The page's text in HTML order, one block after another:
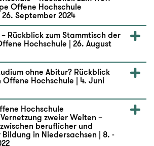
Offene Hochschule
September 2024
Rückblick zum Stammtisch der
Hochschule | 26. August
ohne Abitur? Rückblick
Offene Hochschule | 4. Juni
Hochschule
zweier Welten –
beruflicher und
in Niedersachsen | 8. -